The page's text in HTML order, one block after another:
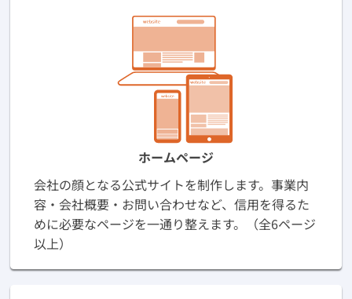
ホームページ
会社の顔となる公式サイトを制作します。事業内
容・会社概要・お問い合わせなど、信用を得るた
めに必要なページを一通り整えます。（全6ページ
以上）